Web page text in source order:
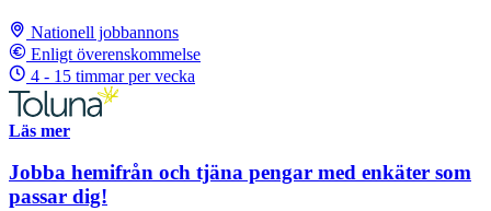
Nationell jobbannons
Enligt överenskommelse
4 - 15 timmar per vecka
Läs mer
Jobba hemifrån och tjäna pengar med enkäter som
passar dig!